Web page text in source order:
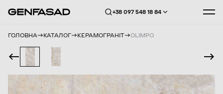
+38 097 548 18 84
ГОЛОВНА КАТАЛОГ КЕРАМОГРАНІТ OLIMPO